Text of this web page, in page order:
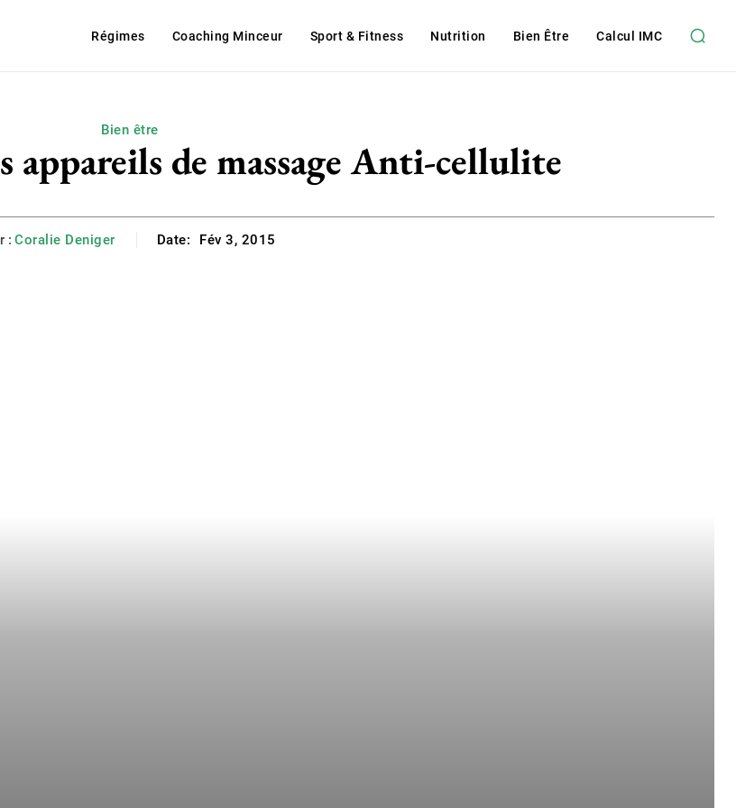
Régimes Coaching Minceur Sport & Fitness Nutrition Bien Être Calcul IMC
Bien être
appareils de massage Anti-cellulite
: Coralie Deniger Date: Fév 3, 2015